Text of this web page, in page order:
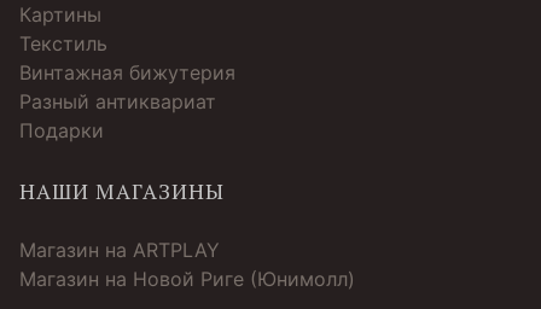
Картины
Текстиль
Винтажная бижутерия
Разный антиквариат
Подарки
НАШИ МАГАЗИНЫ
Магазин на ARTPLAY
Магазин на Новой Риге (Юнимолл)